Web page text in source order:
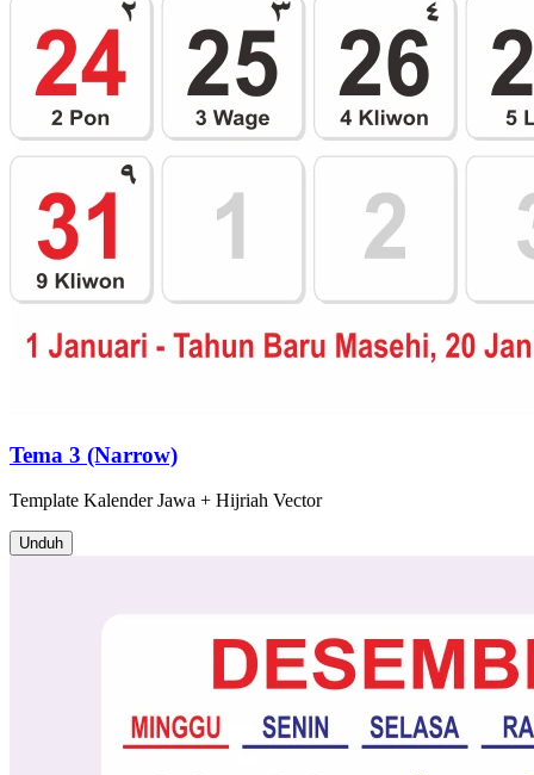
Tema 3 (Narrow)
Template Kalender Jawa + Hijriah Vector
Unduh